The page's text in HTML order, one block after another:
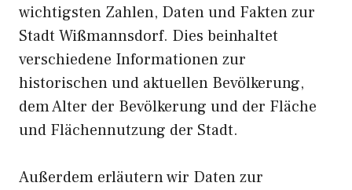
wichtigsten Zahlen, Daten und Fakten zur
Stadt Wißmannsdorf. Dies beinhaltet
verschiedene Informationen zur
historischen und aktuellen Bevölkerung,
dem Alter der Bevölkerung und der Fläche
und Flächennutzung der Stadt.
Außerdem erläutern wir Daten zur